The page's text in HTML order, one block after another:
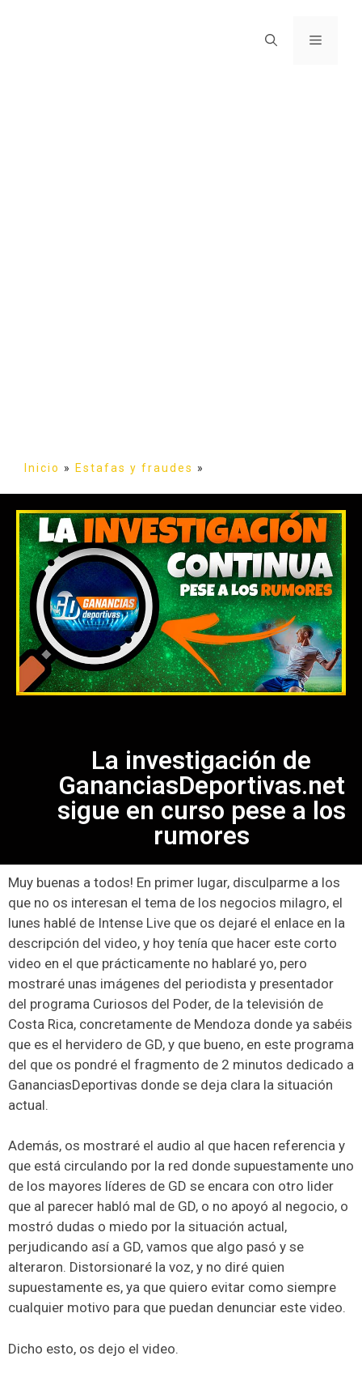
Inicio » Estafas y fraudes »
La investigación de
GananciasDeportivas.net
sigue en curso pese a los
rumores
Muy buenas a todos! En primer lugar, disculparme a los
que no os interesan el tema de los negocios milagro, el
lunes hablé de Intense Live que os dejaré el enlace en la
descripción del video, y hoy tenía que hacer este corto
video en el que prácticamente no hablaré yo, pero
mostraré unas imágenes del periodista y presentador
del programa Curiosos del Poder, de la televisión de
Costa Rica, concretamente de Mendoza donde ya sabéis
que es el hervidero de GD, y que bueno, en este programa
del que os pondré el fragmento de 2 minutos dedicado a
GananciasDeportivas donde se deja clara la situación
actual.
Además, os mostraré el audio al que hacen referencia y
que está circulando por la red donde supuestamente uno
de los mayores líderes de GD se encara con otro lider
que al parecer habló mal de GD, o no apoyó al negocio, o
mostró dudas o miedo por la situación actual,
perjudicando así a GD, vamos que algo pasó y se
alteraron. Distorsionaré la voz, y no diré quien
supuestamente es, ya que quiero evitar como siempre
cualquier motivo para que puedan denunciar este video.
Dicho esto, os dejo el video.